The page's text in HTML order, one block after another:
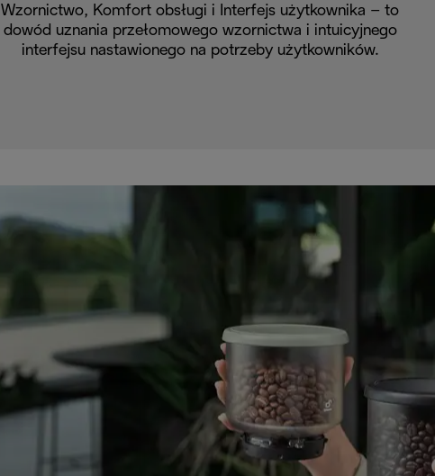
Wzornictwo, Komfort obsługi i Interfejs użytkownika – to
dowód uznania przełomowego wzornictwa i intuicyjnego
interfejsu nastawionego na potrzeby użytkowników.